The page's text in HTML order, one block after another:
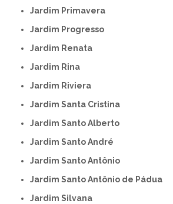
Jardim Primavera
Jardim Progresso
Jardim Renata
Jardim Rina
Jardim Riviera
Jardim Santa Cristina
Jardim Santo Alberto
Jardim Santo André
Jardim Santo Antônio
Jardim Santo Antônio de Pádua
Jardim Silvana